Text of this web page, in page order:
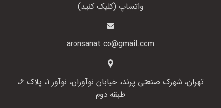
واتساپ (کلیک کنید)
aronsanat.co@gmail.com
تهران، شهرک صنعتی پرند، خیابان نوآوران، نوآور 1، پلاک 6،
طبقه دوم